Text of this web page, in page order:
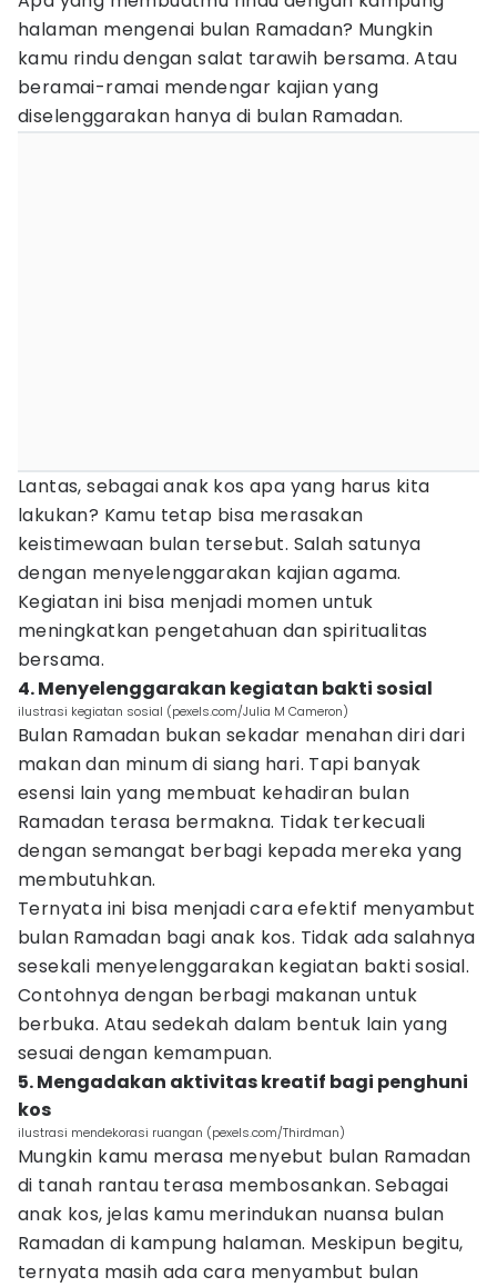
halaman mengenai bulan Ramadan? Mungkin
kamu rindu dengan salat tarawih bersama. Atau
beramai-ramai mendengar kajian yang
diselenggarakan hanya di bulan Ramadan.
Lantas, sebagai anak kos apa yang harus kita
lakukan? Kamu tetap bisa merasakan
keistimewaan bulan tersebut. Salah satunya
dengan menyelenggarakan kajian agama.
Kegiatan ini bisa menjadi momen untuk
meningkatkan pengetahuan dan spiritualitas
bersama.
4. Menyelenggarakan kegiatan bakti sosial
ilustrasi kegiatan sosial (pexels.com/Julia M Cameron)
Bulan Ramadan bukan sekadar menahan diri dari
makan dan minum di siang hari. Tapi banyak
esensi lain yang membuat kehadiran bulan
Ramadan terasa bermakna. Tidak terkecuali
dengan semangat berbagi kepada mereka yang
membutuhkan.
Ternyata ini bisa menjadi cara efektif menyambut
bulan Ramadan bagi anak kos. Tidak ada salahnya
sesekali menyelenggarakan kegiatan bakti sosial.
Contohnya dengan berbagi makanan untuk
berbuka. Atau sedekah dalam bentuk lain yang
sesuai dengan kemampuan.
5. Mengadakan aktivitas kreatif bagi penghuni
kos
ilustrasi mendekorasi ruangan (pexels.com/Thirdman)
Mungkin kamu merasa menyebut bulan Ramadan
di tanah rantau terasa membosankan. Sebagai
anak kos, jelas kamu merindukan nuansa bulan
Ramadan di kampung halaman. Meskipun begitu,
ternyata masih ada cara menyambut bulan